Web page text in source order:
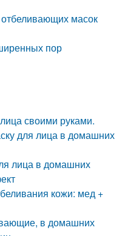
масок
пор
своими руками.
для лица в домашних
лица в домашних
кожи: мед +
в домашних